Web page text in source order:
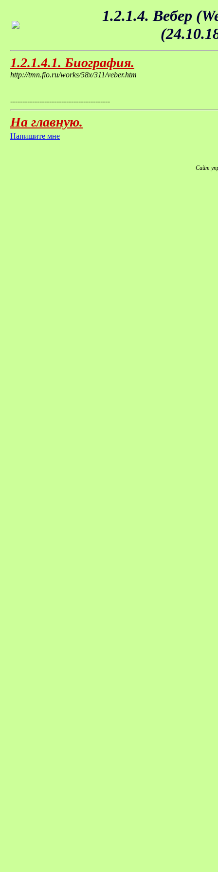
1.2.1.4. Вебер
1.2.1.4.1. Биография.
http://tmn.fio.ru/works/58x/311/veber.htm
-----------------------------------------
На главную.
Напишите мне
Сайт